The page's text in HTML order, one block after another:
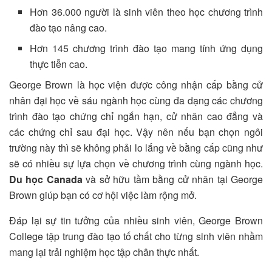
Hơn 36.000 người là sinh viên theo học chương trình
đào tạo nâng cao.
Hơn 145 chương trình đào tạo mang tính ứng dụng
thực tiễn cao.
George Brown là học viện được công nhận cấp bằng cử
nhân đại học về sáu ngành học cùng đa dạng các chương
trình đào tạo chứng chỉ ngắn hạn, cử nhân cao đẳng và
các chứng chỉ sau đại học. Vậy nên nếu bạn chọn ngôi
trường này thì sẽ không phải lo lắng về bằng cấp cũng như
sẽ có nhiều sự lựa chọn về chương trình cùng ngành học.
Du học Canadavà sở hữu tầm bằng cử nhân tại George
Brown giúp bạn có cơ hội việc làm rộng mở.
Đáp lại sự tin tưởng của nhiều sinh viên, George Brown
College tập trung đào tạo tố chất cho từng sinh viên nhầm
mang lại trải nghiệm học tập chân thực nhất.